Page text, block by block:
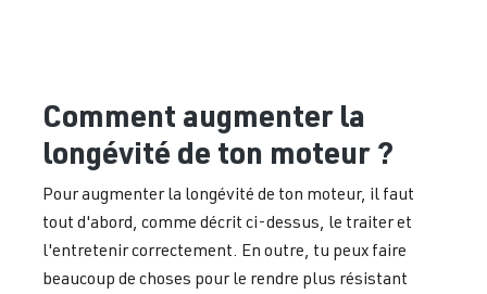
Comment augmenter la
longévité de ton moteur ?
Pour augmenter la longévité de ton moteur, il faut
tout d'abord, comme décrit ci-dessus, le traiter et
l'entretenir correctement. En outre, tu peux faire
beaucoup de choses pour le rendre plus résistant